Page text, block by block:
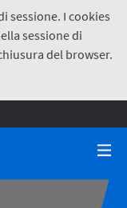
sessione. I cookies
sessione di
del browser.